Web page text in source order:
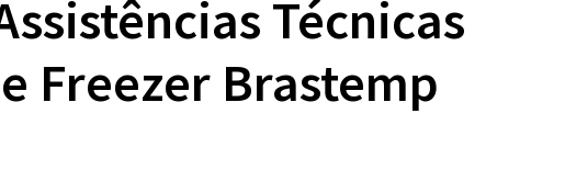
Técnicas
Freezer Brastemp